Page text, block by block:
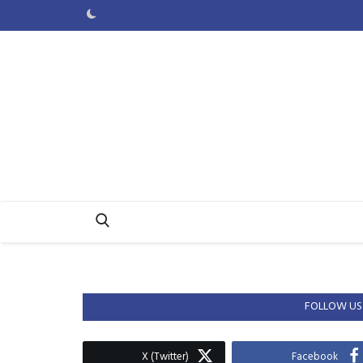
FOLLOW US
Facebook
X (Twitter)